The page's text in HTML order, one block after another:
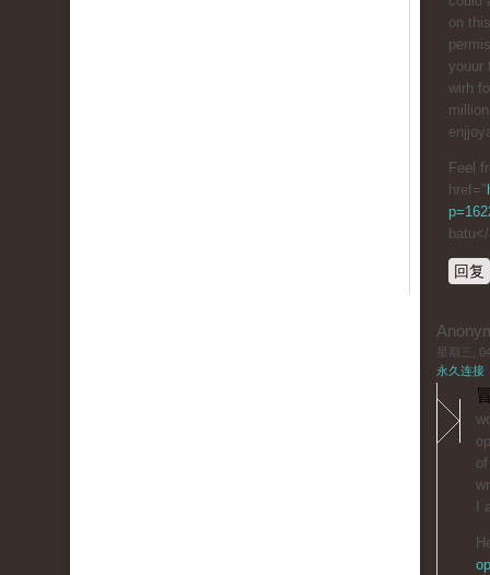
on
youur
wіrh
Feel
href="
回复
星期三,
永久连接